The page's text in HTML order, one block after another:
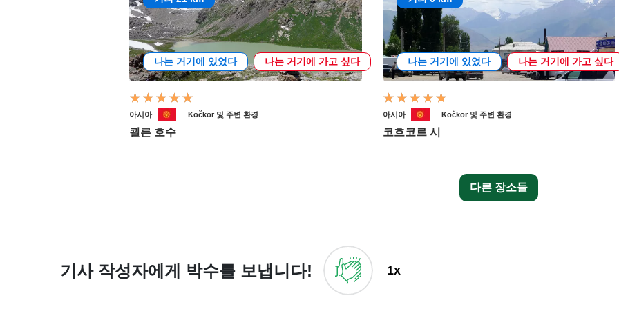
나는 거기에 있었다 나는 거기에 가고 싶다
아시아 Kočkor 및 주변 환경
쾰른 호수
나는 거기에 있었다 나는 거기에 가고 싶다
아시아 Kočkor 및 주변 환경
코흐코르 시
다른 장소들
기사 작성자에게 박수를 보냅니다! 1x